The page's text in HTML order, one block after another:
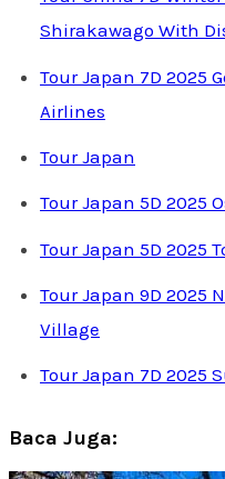
Shirakawago With
Tour Japan 7D 2025
Airlines
Tour Japan
Tour Japan 5D 2025
Tour Japan 5D 2025
Tour Japan 9D 2025
Village
Tour Japan 7D 2025
Baca Juga: